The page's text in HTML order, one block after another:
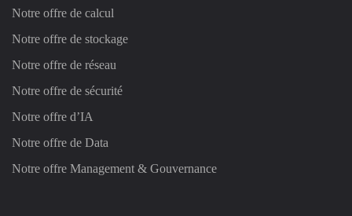
Notre offre de calcul
Notre offre de stockage
Notre offre de réseau
Notre offre de sécurité
Notre offre d’IA
Notre offre de Data
Notre offre Management & Gouvernance